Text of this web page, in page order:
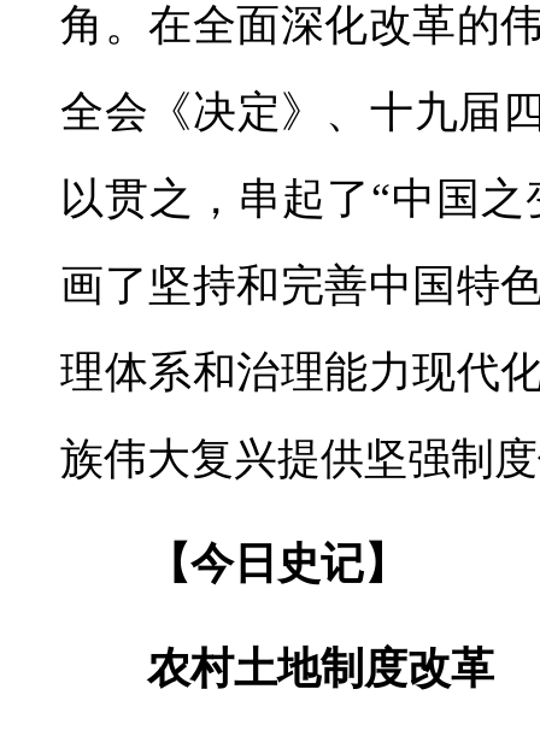
角。在全面深化改革的
全会《决定》、十九届
以贯之，串起了“中国
画了坚持和完善中国特
理体系和治理能力现代
族伟大复兴提供坚强制
【今日史记】
农村土地制度改革